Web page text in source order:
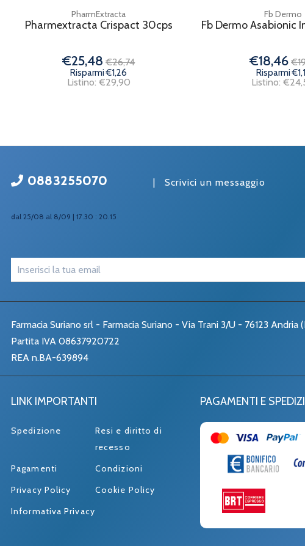
PharmExtracta
Pharmextracta Crispact 30cps
€25,48 €26,74
Risparmi €1,26
Listino: €29,90
Fb Dermo
Fb Dermo Asabionic
€18,46
Risparmi
Listino:
0883255070
dal 25/08 al 8/09 | 17.30 : 20.15
| Scrivici un messaggio
Farmacia Suriano srl - Farmacia Suriano - Via Trani 3/U - 76123 Andria
Partita IVA 08637920722
REA n.BA-639894
LINK IMPORTANTI
Spedizione
Resi e diritto di
recesso
Pagamenti
Condizioni
Privacy Policy
Cookie Policy
Informativa Privacy
PAGAMENTI E